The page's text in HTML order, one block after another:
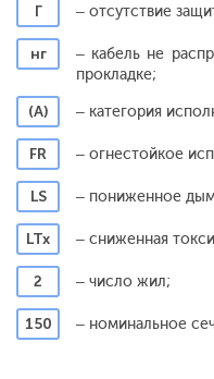
Г
– отсутствие
нг
– кабель не
прокладке;
(А)
– категория
FR – огнестойкое
LS – пониженное
LTx – сниженная
2 – число жил;
150 – номинальное